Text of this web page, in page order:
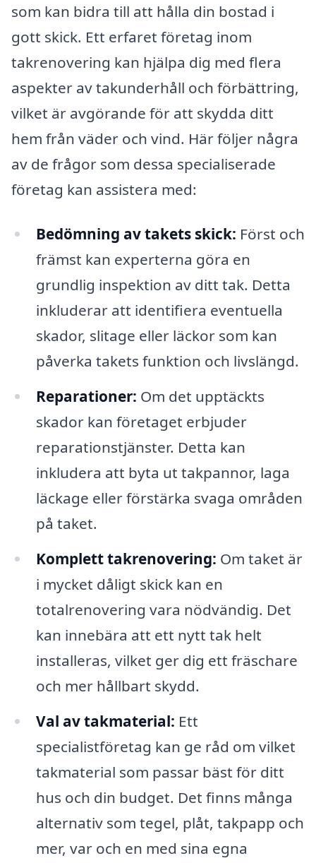
som kan bidra till att hålla din bostad i
gott skick. Ett erfaret företag inom
takrenovering kan hjälpa dig med flera
aspekter av takunderhåll och förbättring,
vilket är avgörande för att skydda ditt
hem från väder och vind. Här följer några
av de frågor som dessa specialiserade
företag kan assistera med:
Bedömning av takets skick: Först och
främst kan experterna göra en
grundlig inspektion av ditt tak. Detta
inkluderar att identifiera eventuella
skador, slitage eller läckor som kan
påverka takets funktion och livslängd.
Reparationer: Om det upptäckts
skador kan företaget erbjuder
reparationstjänster. Detta kan
inkludera att byta ut takpannor, laga
läckage eller förstärka svaga områden
på taket.
Komplett takrenovering: Om taket är
i mycket dåligt skick kan en
totalrenovering vara nödvändig. Det
kan innebära att ett nytt tak helt
installeras, vilket ger dig ett fräschare
och mer hållbart skydd.
Val av takmaterial: Ett
specialistföretag kan ge råd om vilket
takmaterial som passar bäst för ditt
hus och din budget. Det finns många
alternativ som tegel, plåt, takpapp och
mer, var och en med sina egna